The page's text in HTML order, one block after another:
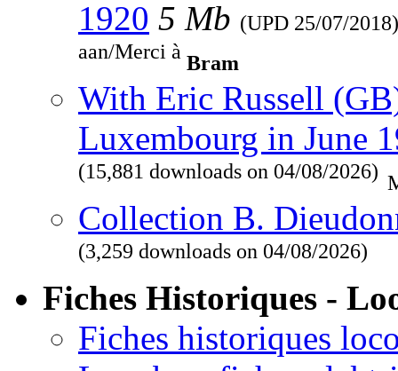
1920 5 Mb (UPD 25/07/2018
aan/Merci à Bram
With Eric Russell
Luxembourg in June
(15,881 downloads on 04/08/2026)
Collection B.
(3,259 downloads on 04/08/2026)
Fiches Historiques -
Fiches historiques